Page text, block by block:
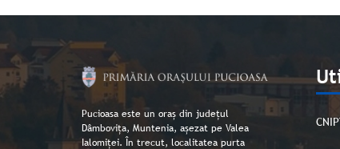
Pucioasa este un oraș din județul
Dâmbovița, Muntenia, așezat pe Valea
Ialomiței. În trecut, localitatea purta